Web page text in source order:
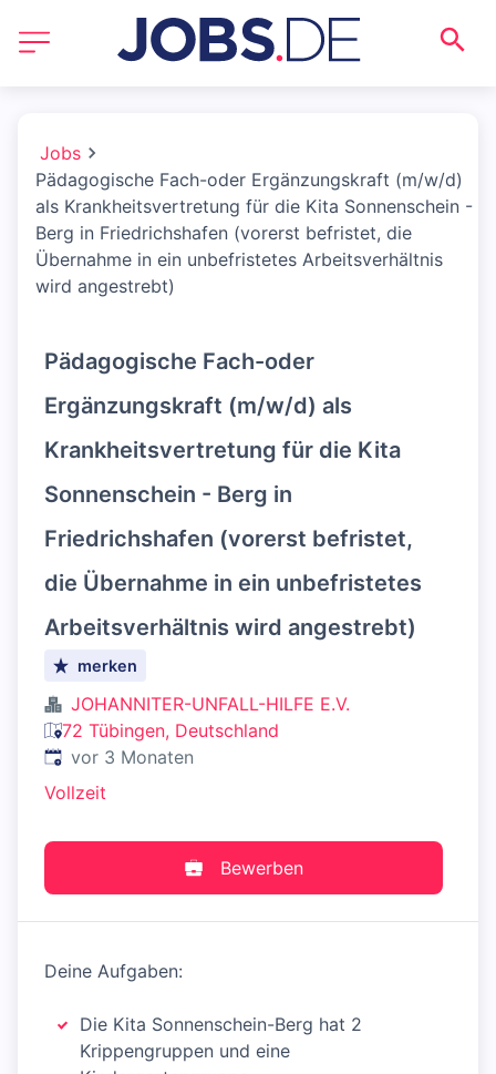
Jobs
Pädagogische Fach-oder Ergänzungskraft (m/w/d)
als Krankheitsvertretung für die Kita Sonnenschein -
Berg in Friedrichshafen (vorerst befristet, die
Übernahme in ein unbefristetes Arbeitsverhältnis
wird angestrebt)
Pädagogische Fach-oder
Ergänzungskraft (m/w/d) als
Krankheitsvertretung für die Kita
Sonnenschein - Berg in
Friedrichshafen (vorerst befristet,
die Übernahme in ein unbefristetes
Arbeitsverhältnis wird angestrebt)
merken
JOHANNITER-UNFALL-HILFE E.V.
72 Tübingen, Deutschland
Veröffentlicht:
vor 3 Monaten
Vollzeit
Bewerben
Deine Aufgaben:
Die Kita Sonnenschein-Berg hat 2
Krippengruppen und eine